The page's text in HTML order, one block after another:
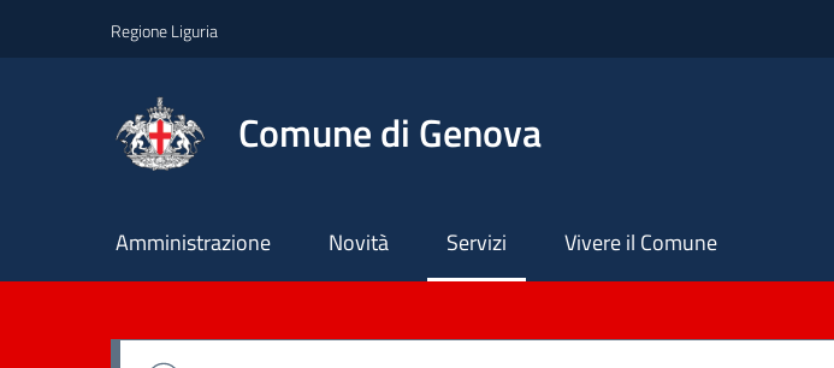
Regione Liguria
Comune di Genova
Principale
Amministrazione Novità Servizi Vivere il Comune